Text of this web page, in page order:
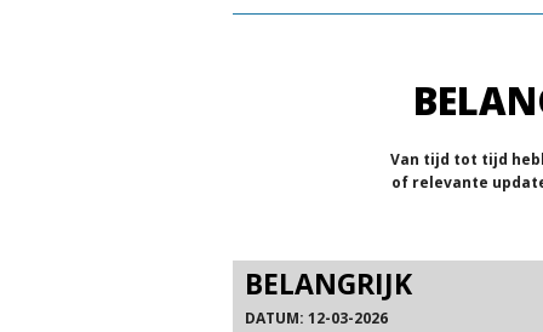
Van tijd tot tijd
of relevante
BELANGRIJK
DATUM: 12-03-2026